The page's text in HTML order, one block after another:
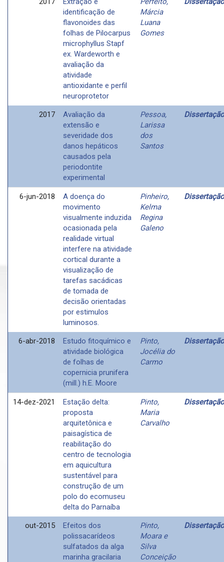
identificação de
flavonoides das
folhas de Pilocarpus
microphyllus Stapf
ex. Wardeworth e
avaliação da
atividade
antioxidante e perfil
neuroprotetor
Márcia
Luana
Gomes
2017
Avaliação da
extensão e
severidade dos
danos hepáticos
causados pela
periodontite
experimental
Pessoa,
Larissa
dos
Santos
Dissertação
6-jun-2018
A doença do
movimento
visualmente induzida
ocasionada pela
realidade virtual
interfere na atividade
cortical durante a
visualização de
tarefas sacádicas
de tomada de
decisão orientadas
por estimulos
luminosos.
Pinheiro,
Kelma
Regina
Galeno
Dissertação
6-abr-2018
Estudo fitoquímico e
atividade biológica
de folhas de
copernicia prunifera
(mill.) h.E. Moore
Pinto,
Jocélia do
Carmo
Dissertação
14-dez-2021
Estação delta:
proposta
arquitetônica e
paisagística de
reabilitação do
centro de tecnologia
em aquicultura
sustentável para
construção de um
polo do ecomuseu
delta do Parnaíba
Pinto,
Maria
Carvalho
Dissertação
out-2015
Efeitos dos
polissacarídeos
sulfatados da alga
marinha gracilaria
Pinto,
Moara e
Silva
Conceição
Dissertação